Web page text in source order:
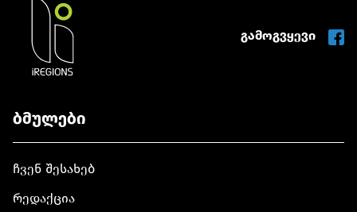
გამოგვყევი
ბმულები
ჩვენ შესახებ
რედაქცია